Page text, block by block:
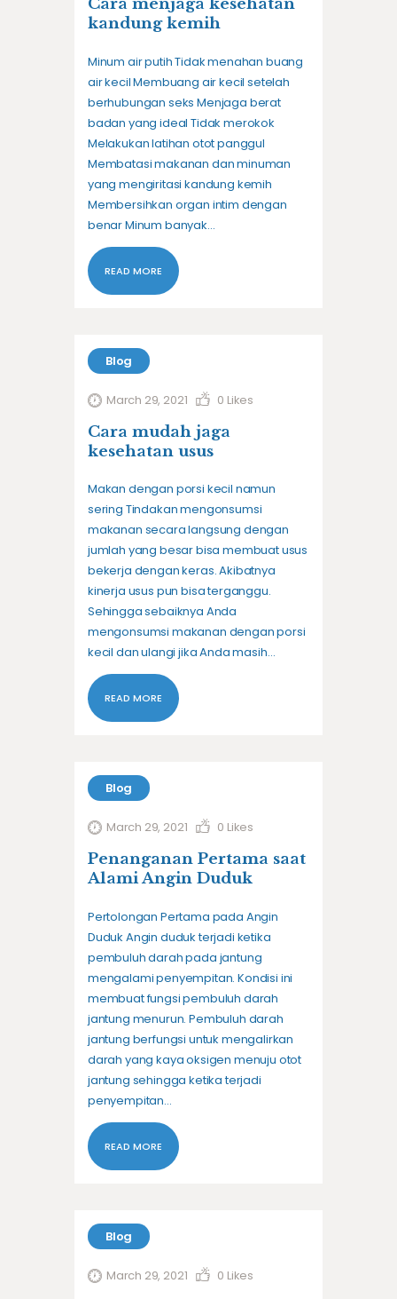
Cara menjaga kesehatan
kandung kemih
Minum air putih Tidak menahan buang
air kecil Membuang air kecil setelah
berhubungan seks Menjaga berat
badan yang ideal Tidak merokok
Melakukan latihan otot panggul
Membatasi makanan dan minuman
yang mengiritasi kandung kemih
Membersihkan organ intim dengan
benar Minum banyak…
READ MORE
Blog
March 29, 2021 0 Likes
Cara mudah jaga
kesehatan usus
Makan dengan porsi kecil namun
sering Tindakan mengonsumsi
makanan secara langsung dengan
jumlah yang besar bisa membuat usus
bekerja dengan keras. Akibatnya
kinerja usus pun bisa terganggu.
Sehingga sebaiknya Anda
mengonsumsi makanan dengan porsi
kecil dan ulangi jika Anda masih…
READ MORE
Blog
March 29, 2021 0 Likes
Penanganan Pertama saat
Alami Angin Duduk
Pertolongan Pertama pada Angin
Duduk Angin duduk terjadi ketika
pembuluh darah pada jantung
mengalami penyempitan. Kondisi ini
membuat fungsi pembuluh darah
jantung menurun. Pembuluh darah
jantung berfungsi untuk mengalirkan
darah yang kaya oksigen menuju otot
jantung sehingga ketika terjadi
penyempitan…
READ MORE
Blog
March 29, 2021 0 Likes